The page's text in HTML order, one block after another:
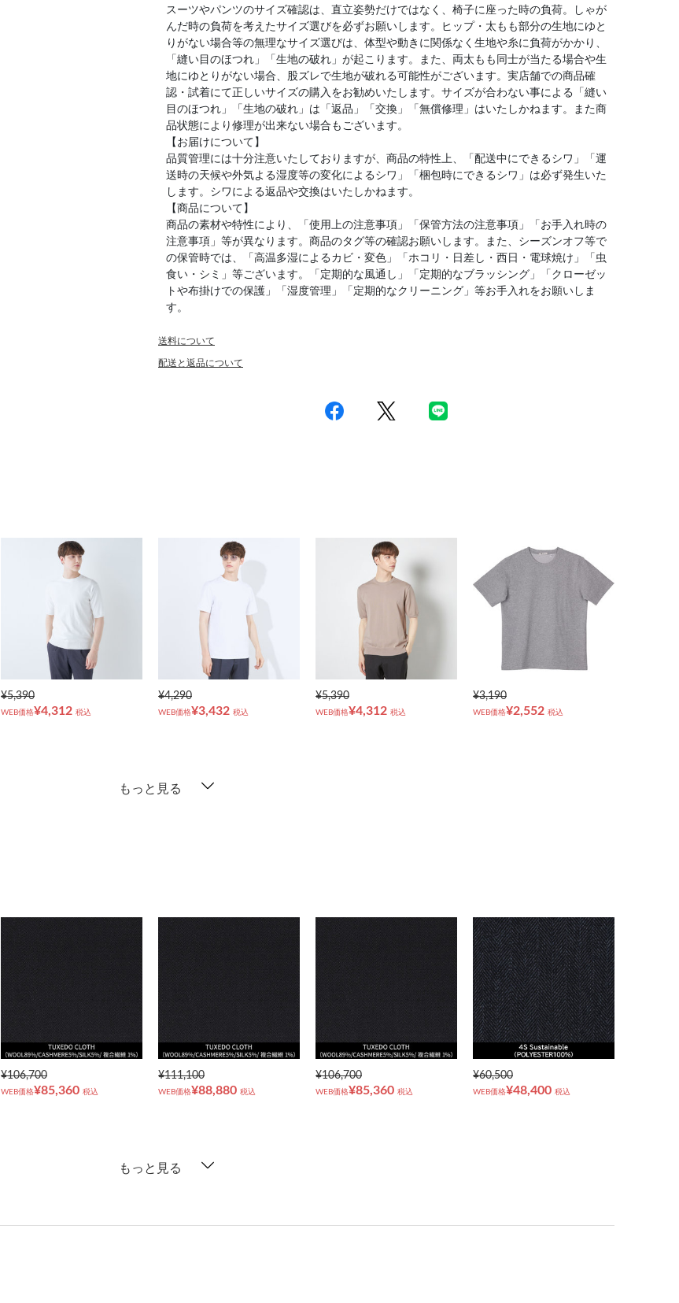
スーツやパンツのサイズ確認は、直立姿勢だけではなく、椅子に座った時の負荷。しゃが
んだ時の負荷を考えたサイズ選びを必ずお願いします。ヒップ・太もも部分の生地にゆと
りがない場合等の無理なサイズ選びは、体型や動きに関係なく生地や糸に負荷がかかり、
「縫い目のほつれ」「生地の破れ」が起こります。また、両太もも同士が当たる場合や生
地にゆとりがない場合、股ズレで生地が破れる可能性がございます。実店舗での商品確
認・試着にて正しいサイズの購入をお勧めいたします。サイズが合わない事による「縫い
目のほつれ」「生地の破れ」は「返品」「交換」「無償修理」はいたしかねます。また商
品状態により修理が出来ない場合もございます。
【お届けについて】
品質管理には十分注意いたしておりますが、商品の特性上、「配送中にできるシワ」「運
送時の天候や外気よる湿度等の変化によるシワ」「梱包時にできるシワ」は必ず発生いた
します。シワによる返品や交換はいたしかねます。
【商品について】
商品の素材や特性により、「使用上の注意事項」「保管方法の注意事項」「お手入れ時の
注意事項」等が異なります。商品のタグ等の確認お願いします。また、シーズンオフ等で
の保管時では、「高温多湿によるカビ・変色」「ホコリ・日差し・西日・電球焼け」「虫
食い・シミ」等ございます。「定期的な風通し」「定期的なブラッシング」「クローゼッ
トや布掛けでの保護」「湿度管理」「定期的なクリーニング」等お手入れをお願いしま
す。
送料について
配送と返品について
¥5,390
WEB価格¥4,312 税込
¥4,290
WEB価格¥3,432 税込
¥5,390
WEB価格¥4,312 税込
¥3,190
WEB価格¥2,552 税込
もっと見る
¥106,700
WEB価格¥85,360 税込
¥111,100
WEB価格¥88,880 税込
¥106,700
WEB価格¥85,360 税込
¥60,500
WEB価格¥48,400 税込
もっと見る